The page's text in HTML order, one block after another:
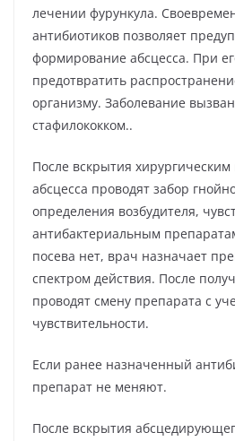
лечении фурункула.
антибиотиков позволяет
формирование абсцесса. При
предотвратить
организму. Заболевание
стафилококком..
После вскрытия хирургическим
абсцесса проводят забор
определения возбудителя,
антибактериальным
посева нет, врач назначает
спектром действия. После
проводят смену препарата с
чувствительности.
Если ранее назначенный
препарат не меняют.
После вскрытия